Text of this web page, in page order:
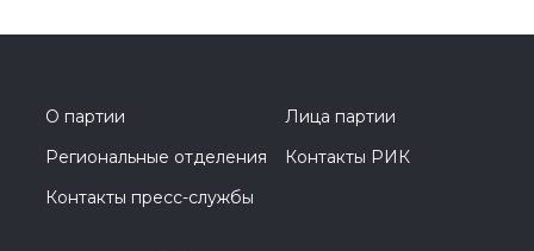
О партии
Лица партии
Региональные отделения
Контакты РИК
Контакты пресс-службы